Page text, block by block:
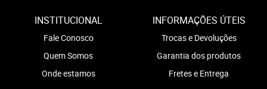
INSTITUCIONAL
Fale Conosco
Quem Somos
Onde estamos
INFORMAÇÕES ÚTEIS
Trocas e Devoluções
Garantia dos produtos
Fretes e Entrega